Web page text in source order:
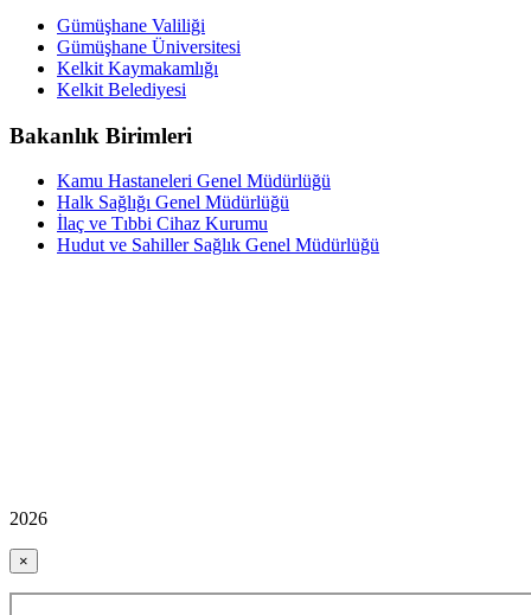
Gümüşhane Valiliği
Gümüşhane Üniversitesi
Kelkit Kaymakamlığı
Kelkit Belediyesi
Bakanlık Birimleri
Kamu Hastaneleri Genel Müdürlüğü
Halk Sağlığı Genel Müdürlüğü
İlaç ve Tıbbi Cihaz Kurumu
Hudut ve Sahiller Sağlık Genel Müdürlüğü
2026
×